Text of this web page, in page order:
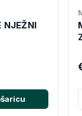
NJEŽNI